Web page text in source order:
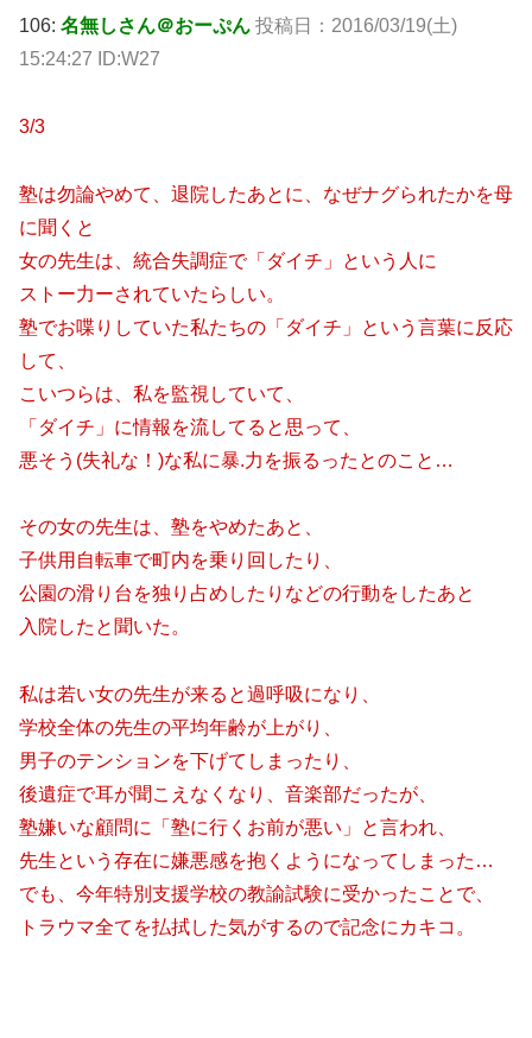
106: 名無しさん＠おーぷん 投稿日： 2016/03/19(土)
15:24:27 ID:W27
3/3
塾は勿論やめて、退院したあとに、なぜナグられたかを母
に聞くと
女の先生は、統合失調症で「ダイチ」という人に
ストー力ーされていたらしい。
塾でお喋りしていた私たちの「ダイチ」という言葉に反応
して、
こいつらは、私を監視していて、
「ダイチ」に情報を流してると思って、
悪そう(失礼な！)な私に暴.力を振るったとのこと…
その女の先生は、塾をやめたあと、
子供用自転車で町内を乗り回したり、
公園の滑り台を独り占めしたりなどの行動をしたあと
入院したと聞いた。
私は若い女の先生が来ると過呼吸になり、
学校全体の先生の平均年齢が上がり、
男子のテンションを下げてしまったり、
後遺症で耳が聞こえなくなり、音楽部だったが、
塾嫌いな顧問に「塾に行くお前が悪い」と言われ、
先生という存在に嫌悪感を抱くようになってしまった…
でも、今年特別支援学校の教諭試験に受かったことで、
トラウマ全てを払拭した気がするので記念にカキコ。